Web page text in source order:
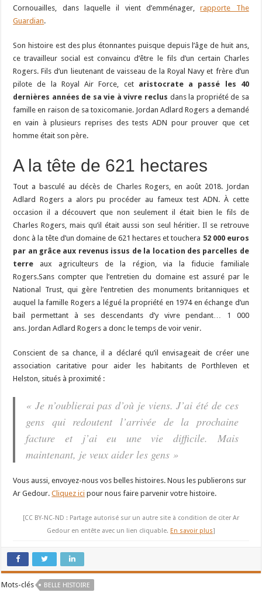
Cornouailles, dans laquelle il vient d’emménager,rapporte The
Guardian.
Son histoire est des plus étonnantes puisque depuis l’âge de huit ans,
ce travailleur social est convaincu d’être le fils d’un certain Charles
Rogers. Fils d’un lieutenant de vaisseau de la Royal Navy et frère d’un
pilote de la Royal Air Force, cet aristocrate a passé les 40
dernières années de sa vie à vivre reclus dans la propriété de sa
famille en raison de sa toxicomanie. Jordan Adlard Rogers a demandé
en vain à plusieurs reprises des tests ADN pour prouver que cet
homme était son père.
A la tête de 621 hectares
Tout a basculé au décès de Charles Rogers, en août 2018. Jordan
Adlard Rogers a alors pu procéder au fameux test ADN. À cette
occasion il a découvert que non seulement il était bien le fils de
Charles Rogers, mais qu’il était aussi son seul héritier. Il se retrouve
donc à la tête d’un domaine de 621 hectares et touchera 52 000 euros
par an grâce aux revenus issus de la location des parcelles de
terre aux agriculteurs de la région, via la fiducie familiale
Rogers.Sans compter que l’entretien du domaine est assuré par le
National Trust, qui gère l’entretien des monuments britanniques et
auquel la famille Rogers a légué la propriété en 1974 en échange d’un
bail permettant à ses descendants d’y vivre pendant… 1 000
ans. Jordan Adlard Rogers a donc le temps de voir venir.
Conscient de sa chance, il a déclaré qu’il envisageait de créer une
association caritative pour aider les habitants de Porthleven et
Helston, situés à proximité :
« Je n’oublierai pas d’où je viens. J’ai été de ces
gens qui redoutent l’arrivée de la prochaine
facture et j’ai eu une vie difficile. Mais
maintenant, je veux aider les gens »
Vous aussi, envoyez-nous vos belles histoires. Nous les publierons sur
Ar Gedour.Cliquez ici pour nous faire parvenir votre histoire.
[CC BY-NC-ND : Partage autorisé sur un autre site à condition de citer Ar
Gedour en entête avec un lien cliquable. En savoir plus]
Mots-clés BELLE HISTOIRE